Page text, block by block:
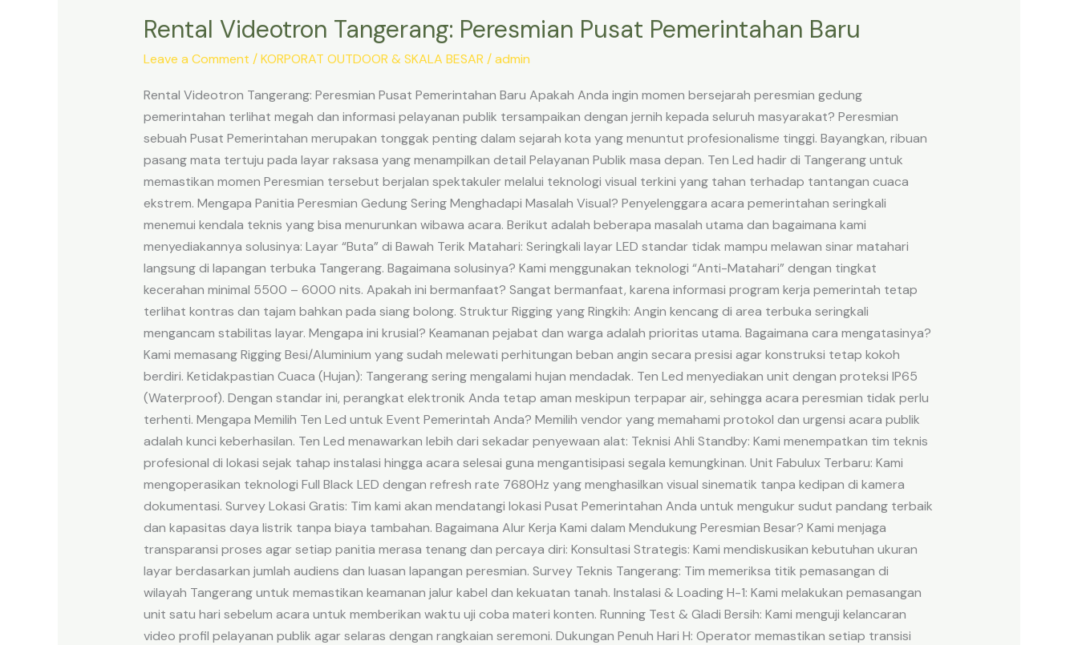
Rental Videotron Tangerang: Peresmian Pusat Pemerintahan Baru
Leave a Comment /KORPORAT OUTDOOR & SKALA BESAR /admin
Rental Videotron Tangerang: Peresmian Pusat Pemerintahan Baru Apakah Anda ingin momen bersejarah peresmian gedung
pemerintahan terlihat megah dan informasi pelayanan publik tersampaikan dengan jernih kepada seluruh masyarakat? Peresmian
sebuah Pusat Pemerintahan merupakan tonggak penting dalam sejarah kota yang menuntut profesionalisme tinggi. Bayangkan, ribuan
pasang mata tertuju pada layar raksasa yang menampilkan detail Pelayanan Publik masa depan. Ten Led hadir di Tangerang untuk
memastikan momen Peresmian tersebut berjalan spektakuler melalui teknologi visual terkini yang tahan terhadap tantangan cuaca
ekstrem. Mengapa Panitia Peresmian Gedung Sering Menghadapi Masalah Visual? Penyelenggara acara pemerintahan seringkali
menemui kendala teknis yang bisa menurunkan wibawa acara. Berikut adalah beberapa masalah utama dan bagaimana kami
menyediakannya solusinya: Layar “Buta” di Bawah Terik Matahari: Seringkali layar LED standar tidak mampu melawan sinar matahari
langsung di lapangan terbuka Tangerang. Bagaimana solusinya? Kami menggunakan teknologi “Anti-Matahari” dengan tingkat
kecerahan minimal 5500 – 6000 nits. Apakah ini bermanfaat? Sangat bermanfaat, karena informasi program kerja pemerintah tetap
terlihat kontras dan tajam bahkan pada siang bolong. Struktur Rigging yang Ringkih: Angin kencang di area terbuka seringkali
mengancam stabilitas layar. Mengapa ini krusial? Keamanan pejabat dan warga adalah prioritas utama. Bagaimana cara mengatasinya?
Kami memasang Rigging Besi/Aluminium yang sudah melewati perhitungan beban angin secara presisi agar konstruksi tetap kokoh
berdiri. Ketidakpastian Cuaca (Hujan): Tangerang sering mengalami hujan mendadak. Ten Led menyediakan unit dengan proteksi IP65
(Waterproof). Dengan standar ini, perangkat elektronik Anda tetap aman meskipun terpapar air, sehingga acara peresmian tidak perlu
terhenti. Mengapa Memilih Ten Led untuk Event Pemerintah Anda? Memilih vendor yang memahami protokol dan urgensi acara publik
adalah kunci keberhasilan. Ten Led menawarkan lebih dari sekadar penyewaan alat: Teknisi Ahli Standby: Kami menempatkan tim teknis
profesional di lokasi sejak tahap instalasi hingga acara selesai guna mengantisipasi segala kemungkinan. Unit Fabulux Terbaru: Kami
mengoperasikan teknologi Full Black LED dengan refresh rate 7680Hz yang menghasilkan visual sinematik tanpa kedipan di kamera
dokumentasi. Survey Lokasi Gratis: Tim kami akan mendatangi lokasi Pusat Pemerintahan Anda untuk mengukur sudut pandang terbaik
dan kapasitas daya listrik tanpa biaya tambahan. Bagaimana Alur Kerja Kami dalam Mendukung Peresmian Besar? Kami menjaga
transparansi proses agar setiap panitia merasa tenang dan percaya diri: Konsultasi Strategis: Kami mendiskusikan kebutuhan ukuran
layar berdasarkan jumlah audiens dan luasan lapangan peresmian. Survey Teknis Tangerang: Tim memeriksa titik pemasangan di
wilayah Tangerang untuk memastikan keamanan jalur kabel dan kekuatan tanah. Instalasi & Loading H-1: Kami melakukan pemasangan
unit satu hari sebelum acara untuk memberikan waktu uji coba materi konten. Running Test & Gladi Bersih: Kami menguji kelancaran
video profil pelayanan publik agar selaras dengan rangkaian seremoni. Dukungan Penuh Hari H: Operator memastikan setiap transisi
Rental
Tangerang:
Peresmian
Pusat
Pemerintahan
Baru